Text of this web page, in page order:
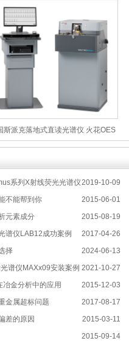
斯派克落地式直读光谱仪 火花OES
金属分析仪 SPECTROMAXx
2019-10-09
系列X射线荧光光谱仪
2015-06-01
不能帮到你
2015-08-19
元素成分
2017-04-26
谱仪LAB12成功案例
2024-06-13
择
2021-10-27
谱仪MAXx09安装案例
2015-12-03
金分析中的应用
2017-08-17
金属超标问题
2015-03-11
差的原因
2015-09-14